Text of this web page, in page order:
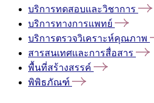
บริการทดสอบและวิชาการ
บริการทางการแพทย์
บริการตรวจวิเคราะห์คุณภาพ
สารสนเทศและการสื่อสาร
พื้นที่สร้างสรรค์
พิพิธภัณฑ์